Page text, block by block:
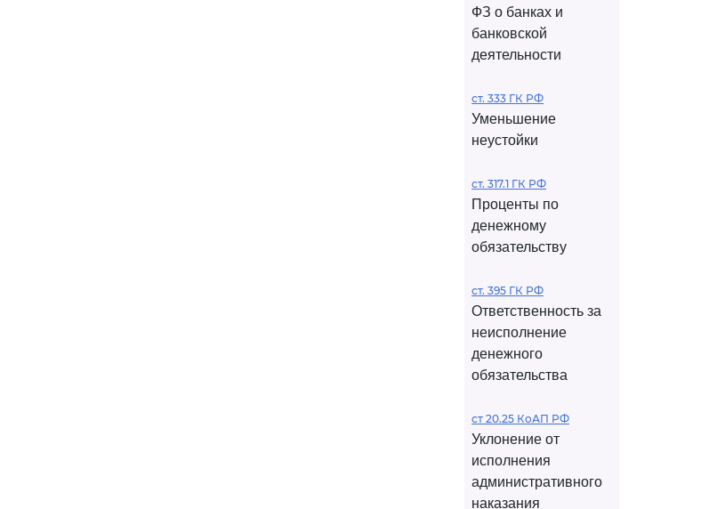
ФЗ о банках и
банковской
деятельности
ст. 333 ГК РФ
Уменьшение
неустойки
ст. 317.1 ГК РФ
Проценты по
денежному
обязательству
ст. 395 ГК РФ
Ответственность за
неисполнение
денежного
обязательства
ст 20.25 КоАП РФ
Уклонение от
исполнения
административного
наказания